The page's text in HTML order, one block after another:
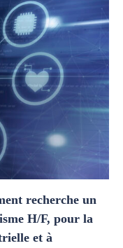
recherche un
H/F, pour la
et à